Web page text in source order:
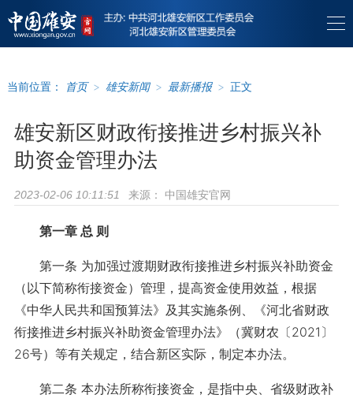
当前位置： 首页 > 雄安新闻 > 最新播报 > 正文
雄安新区财政衔接推进乡村振兴补
助资金管理办法
2023-02-06 10:11:51 来源： 中国雄安官网
第一章 总 则
第一条 为加强过渡期财政衔接推进乡村振兴补助资金
（以下简称衔接资金）管理，提高资金使用效益，根据
《中华人民共和国预算法》及其实施条例、《河北省财政
衔接推进乡村振兴补助资金管理办法》（冀财农〔2021〕
26号）等有关规定，结合新区实际，制定本办法。
第二条 本办法所称衔接资金，是指中央、省级财政补